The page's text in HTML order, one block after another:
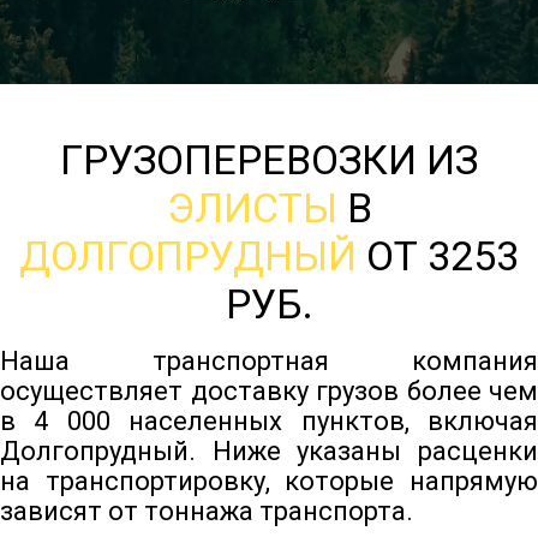
ГРУЗОПЕРЕВОЗКИ ИЗ
ЭЛИСТЫ В
ДОЛГОПРУДНЫЙ ОТ 3253
РУБ.
Наша транспортная компания
осуществляет доставку грузов более чем
в 4 000 населенных пунктов, включая
Долгопрудный. Ниже указаны расценки
на транспортировку, которые напрямую
зависят от тоннажа транспорта.